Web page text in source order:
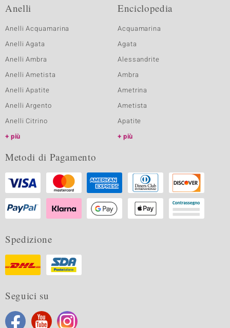
Anelli
Anelli Acquamarina
Anelli Agata
Anelli Ambra
Anelli Ametista
Anelli Apatite
Anelli Argento
Anelli Citrino
più
Enciclopedia
Acquamarina
Agata
Alessandrite
Ambra
Ametrina
Ametista
Apatite
più
Metodi di Pagamento
Spedizione
Seguici su